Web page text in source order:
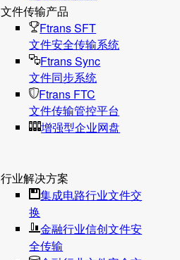
文件传输产品
Ftrans SFT
文件安全传输系统
Ftrans Sync
文件同步系统
Ftrans FTC
文件传输管控平台
增强型企业网盘
行业解决方案
集成电路行业文件交
换
金融行业信创文件安
全传输